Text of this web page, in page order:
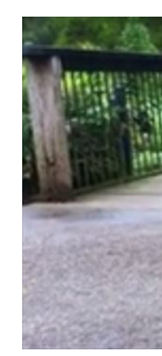
AI活用のいまが分
企業ITのトレン
経営リーダーの
マーケ×ITの今が
ITエンジニア向
企業向けIT製品の
IT製品の技術・